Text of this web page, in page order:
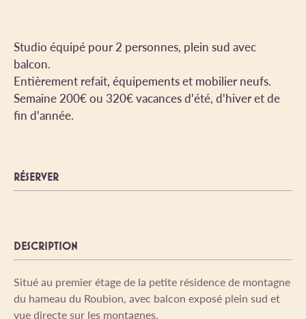
Studio équipé pour 2 personnes, plein sud avec
balcon.
Entièrement refait, équipements et mobilier neufs.
Semaine 200€ ou 320€ vacances d'été, d'hiver et de
fin d'année.
DESCRIPTION
Situé au premier étage de la petite résidence de montagne
du hameau du Roubion, avec balcon exposé plein sud et
vue directe sur les montagnes.
RÉSERVER